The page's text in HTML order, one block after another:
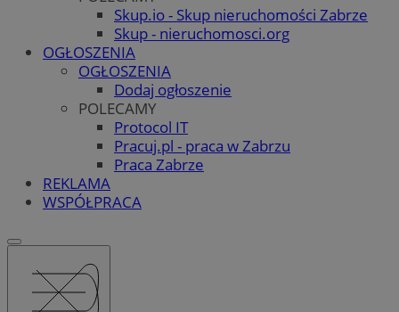
Skup.io - Skup nieruchomości Zabrze
Skup - nieruchomosci.org
OGŁOSZENIA
OGŁOSZENIA
Dodaj ogłoszenie
POLECAMY
Protocol IT
Pracuj.pl - praca w Zabrzu
Praca Zabrze
REKLAMA
WSPÓŁPRACA